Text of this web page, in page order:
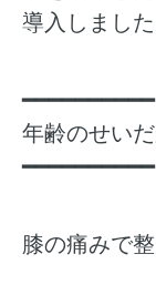
導入しました
━━━━━━━━━━
年齢のせい
━━━━━━━━━━
膝の痛みで